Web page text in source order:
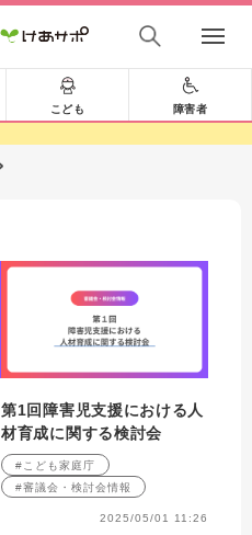
こども 障害者
第1回障害児支援における人
材育成に関する検討会
#こども家庭庁
#審議会・検討会情報
2025/05/01 11:26